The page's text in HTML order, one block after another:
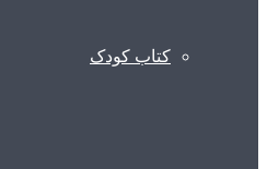
کتاب کودک